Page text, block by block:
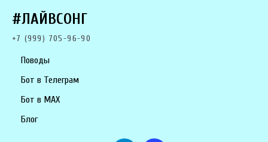
#ЛАЙВСОНГ
+7 (999) 705-96-90
Поводы
Бот в Телеграм
Бот в MAX
Блог